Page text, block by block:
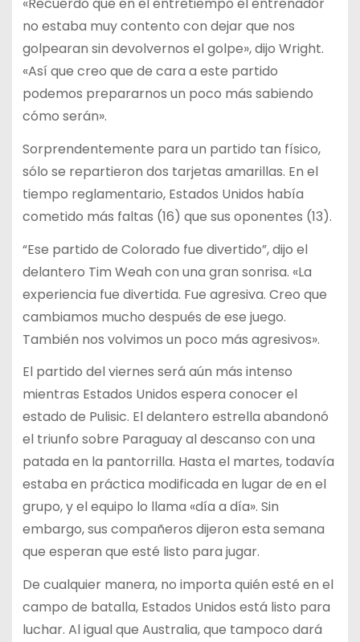
no estaba muy contento con dejar que nos
golpearan sin devolvernos el golpe», dijo Wright.
«Así que creo que de cara a este partido
podemos prepararnos un poco más sabiendo
cómo serán».
Sorprendentemente para un partido tan físico,
sólo se repartieron dos tarjetas amarillas. En el
tiempo reglamentario, Estados Unidos había
cometido más faltas (16) que sus oponentes (13).
“Ese partido de Colorado fue divertido”, dijo el
delantero Tim Weah con una gran sonrisa. «La
experiencia fue divertida. Fue agresiva. Creo que
cambiamos mucho después de ese juego.
También nos volvimos un poco más agresivos».
El partido del viernes será aún más intenso
mientras Estados Unidos espera conocer el
estado de Pulisic. El delantero estrella abandonó
el triunfo sobre Paraguay al descanso con una
patada en la pantorrilla. Hasta el martes, todavía
estaba en práctica modificada en lugar de en el
grupo, y el equipo lo llama «día a día». Sin
embargo, sus compañeros dijeron esta semana
que esperan que esté listo para jugar.
De cualquier manera, no importa quién esté en el
campo de batalla, Estados Unidos está listo para
luchar. Al igual que Australia, que tampoco dará